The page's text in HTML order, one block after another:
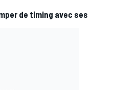
de timing avec ses